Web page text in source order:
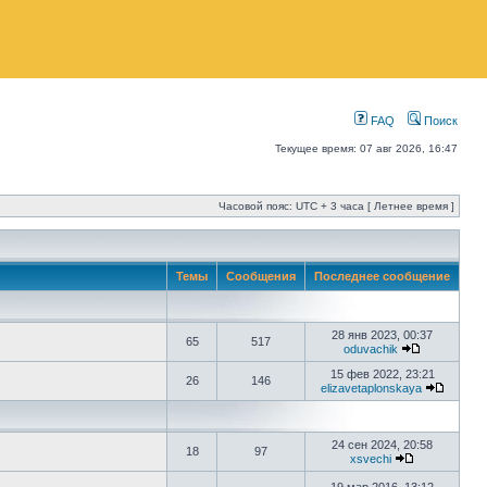
FAQ Поиск
Текущее время: 07 авг 2026, 16:47
Часовой пояс: UTC + 3 часа [ Летнее время ]
Темы Сообщения Последнее сообщение
65 517
28 янв 2023, 00:37
oduvachik
26 146
15 фев 2022, 23:21
elizavetaplonskaya
18 97
24 сен 2024, 20:58
xsvechi